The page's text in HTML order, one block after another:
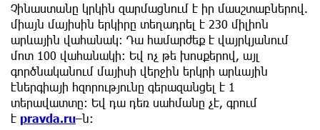
Չինաստանը կրկին զարմացնում է իր մասշտաբներով.
միայն մայիսին երկիրը տեղադրել է 230 միլիոն
արևային վահանակ: Դա համարժեք է վայրկյանում
մոտ 100 վահանակի: Եվ ոչ թե խոսքերով, այլ
գործնականում մայիսի վերջին երկրի արևային
էներգիայի հզորությունը գերազանցել է 1
տերավատտը: Եվ դա դեռ սահմանը չէ, գրում
է pravda.ru–ն: